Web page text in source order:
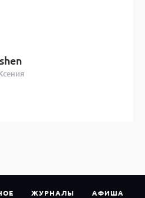
ЖУРНАЛЫ
АФИША